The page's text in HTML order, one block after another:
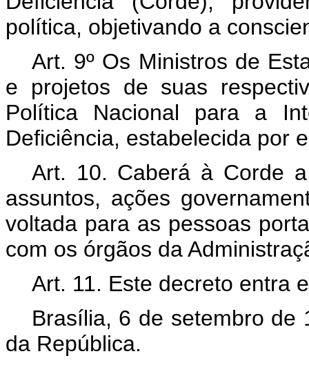
política, objetivando a
Art. 9º Os Ministros de
e projetos de suas
Política Nacional para a
Deficiência, estabelecida por
Art. 10. Caberá à Corde
assuntos, ações
voltada para as pessoas
com os órgãos da
Art. 11. Este decreto entra
Brasília, 6 de setembro de
da República.